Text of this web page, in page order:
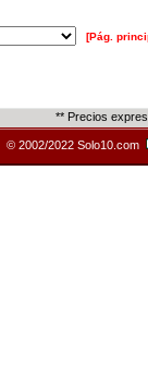
[Pág.
** Precios
© 2002/2022 Solo10.com